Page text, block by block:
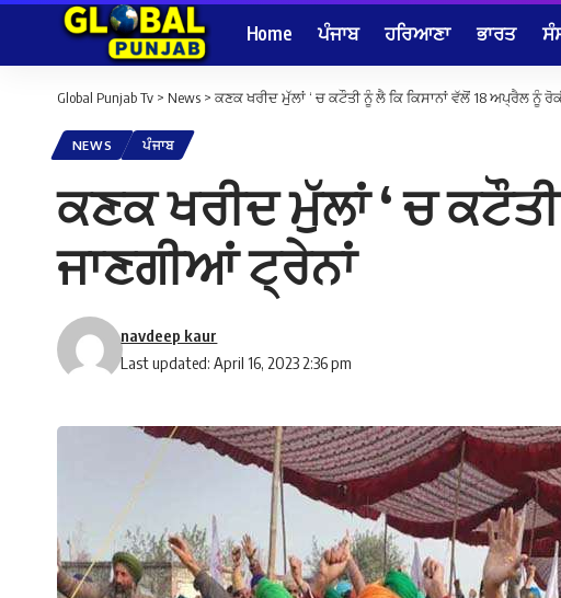
Home ਪੰਜਾਬ ਹਰਿਆਣਾ ਭਾਰਤ
Global Punjab Tv > News > ਕਣਕ ਖਰੀਦ ਮੁੱਲਾਂ ‘ ਚ ਕਟੌਤੀ ਨੂੰ ਲੈ ਕਿ ਕਿਸਾਨਾਂ ਵੱਲੋਂ 18 ਅਪ੍ਰੈਲ ਨੂੰ
NEWS ਪੰਜਾਬ
ਕਣਕ ਖਰੀਦ ਮੁੱਲਾਂ ‘ ਚ
ਜਾਣਗੀਆਂ ਟ੍ਰੇਨਾਂ
Last updated: April 16, 2023 2:36 pm
navdeep kaur